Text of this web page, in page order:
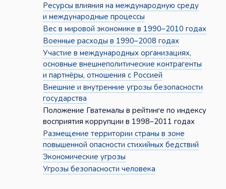
Ресурсы влияния на международную среду
и международные процессы
Вес в мировой экономике в 1990–2010 годах
Военные расходы в 1990–2008 годах
Участие в международных организациях,
основные внешнеполитические контрагенты
и партнёры, отношения с Россией
Внешние и внутренние угрозы безопасности
государства
Положение Гватемалы в рейтинге по индексу
восприятия коррупции в 1998–2011 годах
Размещение территории страны в зоне
повышенной опасности стихийных бедствий
Экономические угрозы
Угрозы безопасности человека